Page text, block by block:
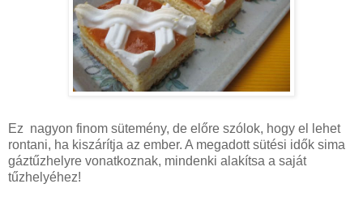
Ez nagyon finom sütemény, de előre szólok, hogy el lehet
rontani, ha kiszárítja az ember. A megadott sütési idők sima
gáztűzhelyre vonatkoznak, mindenki alakítsa a saját
tűzhelyéhez!